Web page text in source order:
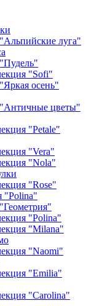
луга"
"Sofi"
осень"
цветы"
"Petale"
"Vera"
"Nola"
"Rose"
"Polina"
"Polina"
"Milana"
"Naomi"
"Emilia"
"Carolina"